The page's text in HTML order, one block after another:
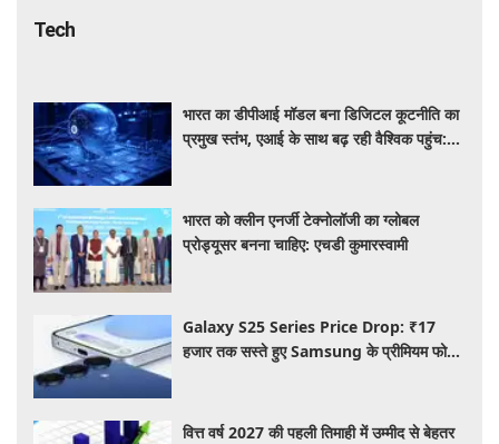
Tech
भारत का डीपीआई मॉडल बना डिजिटल कूटनीति का
प्रमुख स्तंभ, एआई के साथ बढ़ रही वैश्विक पहुंच:
भारत को क्लीन एनर्जी टेक्नोलॉजी का ग्लोबल
प्रोड्यूसर बनना चाहिए: एचडी कुमारस्वामी
Galaxy S25 Series Price Drop: ₹17
हजार तक सस्ते हुए Samsung के प्रीमियम फोन,
वित्त वर्ष 2027 की पहली तिमाही में उम्मीद से बेहतर